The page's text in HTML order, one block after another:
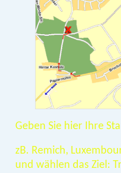
Geben Sie hier Ihre
zB. Remich,
und wählen das Ziel: